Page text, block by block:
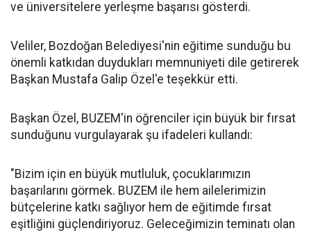
ve üniversitelere yerleşme başarısı gösterdi.
Veliler, Bozdoğan Belediyesi'nin eğitime sunduğu bu
önemli katkıdan duydukları memnuniyeti dile getirerek
Başkan Mustafa Galip Özel'e teşekkür etti.
Başkan Özel, BUZEM'in öğrenciler için büyük bir fırsat
sunduğunu vurgulayarak şu ifadeleri kullandı:
"Bizim için en büyük mutluluk, çocuklarımızın
başarılarını görmek. BUZEM ile hem ailelerimizin
bütçelerine katkı sağlıyor hem de eğitimde fırsat
eşitliğini güçlendiriyoruz. Geleceğimizin teminatı olan